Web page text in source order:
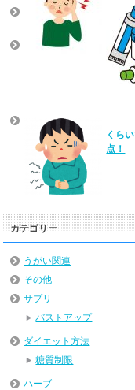
くら
点！
カテゴリー
うがい関連
その他
サプリ
バストアップ
ダイエット方法
糖質制限
ハーブ